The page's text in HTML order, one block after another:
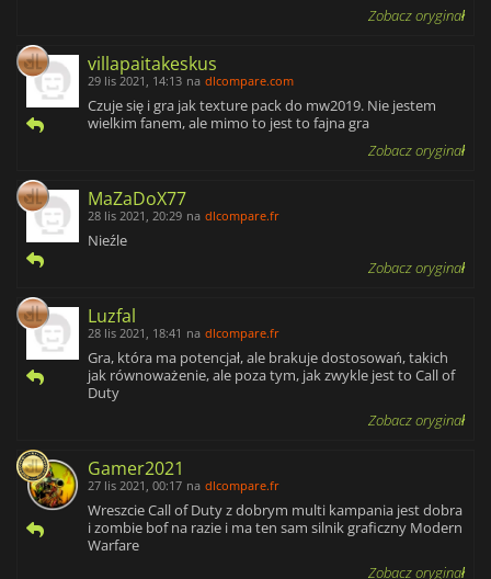
Zobacz oryginał
villapaitakeskus
29 lis 2021, 14:13 na dlcompare.com
Czuje się i gra jak texture pack do mw2019. Nie jestem
wielkim fanem, ale mimo to jest to fajna gra
Zobacz oryginał
MaZaDoX77
28 lis 2021, 20:29 na dlcompare.fr
Nieźle
Zobacz oryginał
Luzfal
28 lis 2021, 18:41 na dlcompare.fr
Gra, która ma potencjał, ale brakuje dostosowań, takich
jak równoważenie, ale poza tym, jak zwykle jest to Call of
Duty
Zobacz oryginał
Gamer2021
27 lis 2021, 00:17 na dlcompare.fr
Wreszcie Call of Duty z dobrym multi kampania jest dobra
i zombie bof na razie i ma ten sam silnik graficzny Modern
Warfare
Zobacz oryginał